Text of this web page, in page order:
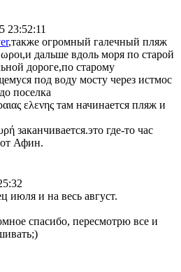
23:52:11
,также огромный галечный пляж
дальше вдоль моря по старой
дороге,по старому
под воду мосту через истмос
поселка
ελενης там начинается пляж и
заканчивается.это где-то час
от Афин.
июля и на весь август.
спасибо, пересмотрю все и